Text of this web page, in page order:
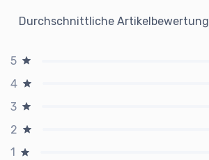
Durchschnittliche Artikelbewertung
5
4
3
2
1